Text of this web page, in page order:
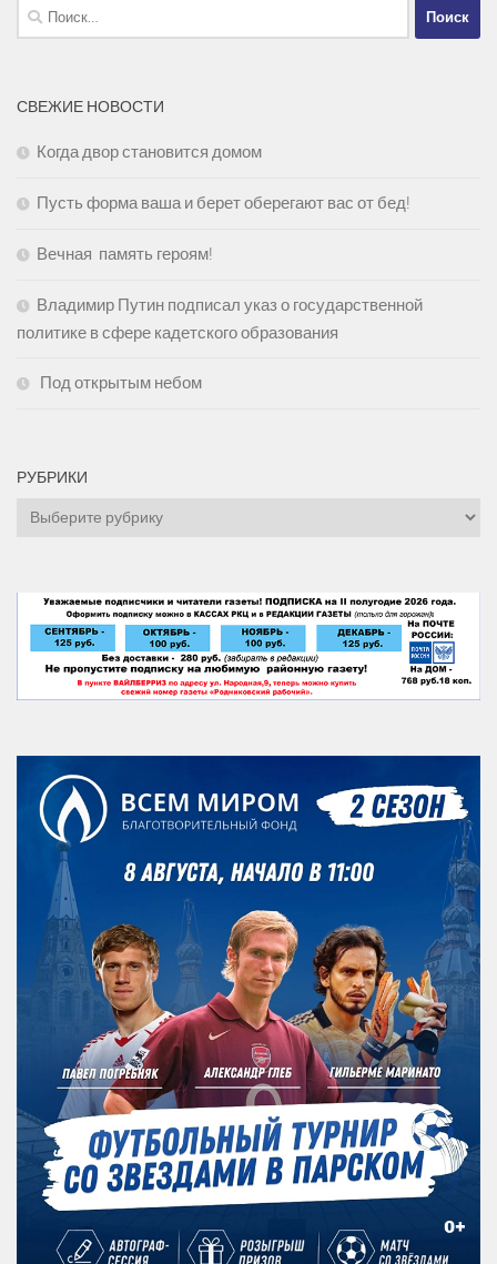
Найти:
СВЕЖИЕ НОВОСТИ
Когда двор становится домом
Пусть форма ваша и берет оберегают вас от бед!
Вечная память героям!
Владимир Путин подписал указ о государственной
политике в сфере кадетского образования
Под открытым небом
РУБРИКИ
Рубрики